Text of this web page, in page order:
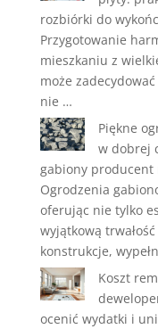
rozbiórki do
Przygotowanie
mieszkaniu z
może
nie …
Piękne
w dobrej
gabiony producent
Ogrodzenia
oferując nie tylko
wyjątkową
konstrukcje,
Koszt
ocenić wydatki i